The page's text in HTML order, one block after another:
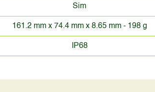
Sim
161.2 mm x 74.4 mm x 8.65 mm - 198 g
IP68